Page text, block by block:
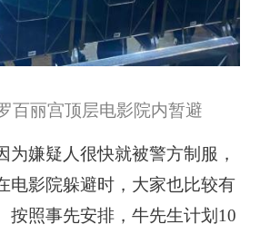
百丽宫顶层电影院内暂避
为嫌疑人很快就被警方制服，
电影院躲避时，大家也比较有
按照事先安排，牛先生计划10